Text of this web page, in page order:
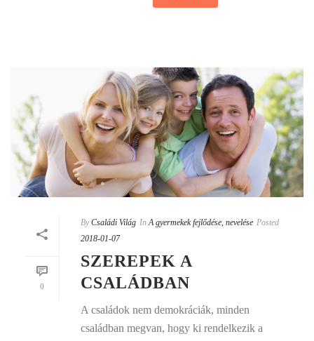
0
By Családi Világ In A gyermekek fejlődése, nevelése Posted
2018-01-07
SZEREPEK A
CSALÁDBAN
A családok nem demokráciák, minden
családban megvan, hogy ki rendelkezik a